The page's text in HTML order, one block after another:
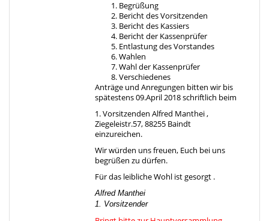
Begrüßung
Bericht des Vorsitzenden
Bericht des Kassiers
Bericht der Kassenprüfer
Entlastung des Vorstandes
Wahlen
Wahl der Kassenprüfer
Verschiedenes
Anträge und Anregungen bitten wir bis
spätestens 09.April 2018 schriftlich beim
1. Vorsitzenden Alfred Manthei ,
Ziegeleistr.57, 88255 Baindt
einzureichen.
Wir würden uns freuen, Euch bei uns
begrüßen zu dürfen.
Für das leibliche Wohl ist gesorgt .
Alfred Manthei
1. Vorsitzender